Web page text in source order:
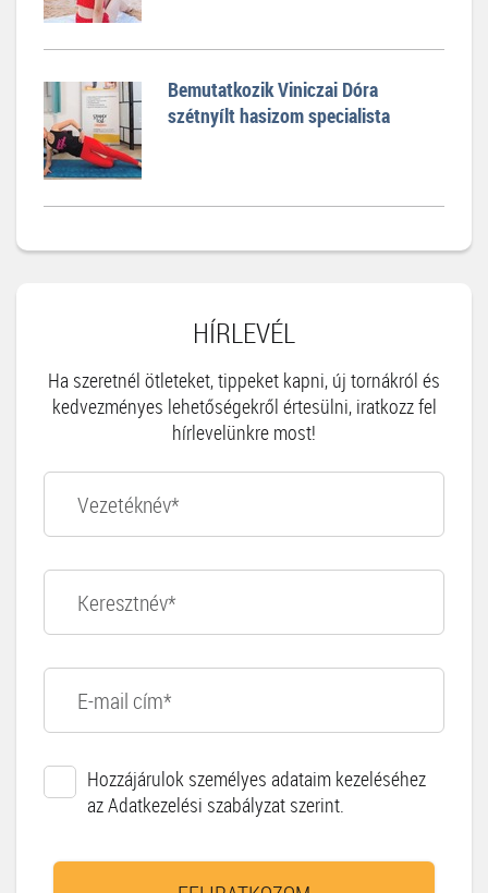
Bemutatkozik Viniczai Dóra
szétnyílt hasizom specialista
HÍRLEVÉL
Ha szeretnél ötleteket, tippeket kapni, új tornákról és
kedvezményes lehetőségekről értesülni, iratkozz fel
hírlevelünkre most!
Hozzájárulok személyes adataim kezeléséhez
az Adatkezelési szabályzat szerint.